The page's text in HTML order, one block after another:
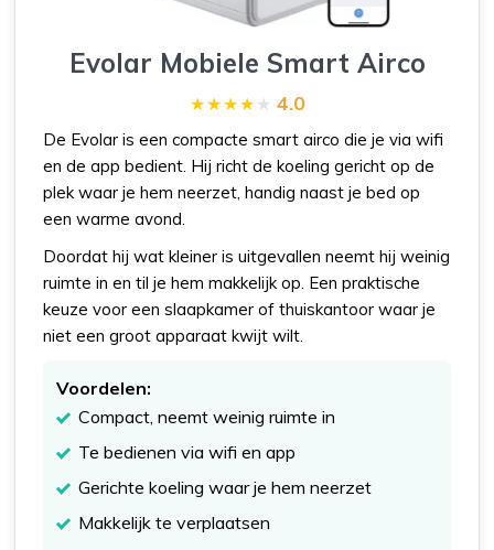
Evolar Mobiele Smart Airco
4.0
De Evolar is een compacte smart airco die je via wifi
en de app bedient. Hij richt de koeling gericht op de
plek waar je hem neerzet, handig naast je bed op
een warme avond.
Doordat hij wat kleiner is uitgevallen neemt hij weinig
ruimte in en til je hem makkelijk op. Een praktische
keuze voor een slaapkamer of thuiskantoor waar je
niet een groot apparaat kwijt wilt.
Voordelen:
Compact, neemt weinig ruimte in
Te bedienen via wifi en app
Gerichte koeling waar je hem neerzet
Makkelijk te verplaatsen